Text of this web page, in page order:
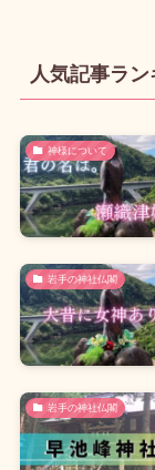
人気記事ラ
神様について
岩手の神社仏閣
岩手の神社仏閣